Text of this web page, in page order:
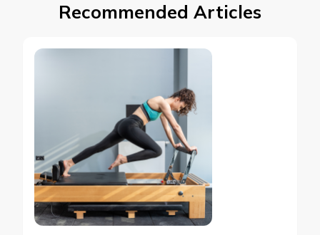
Recommended Articles